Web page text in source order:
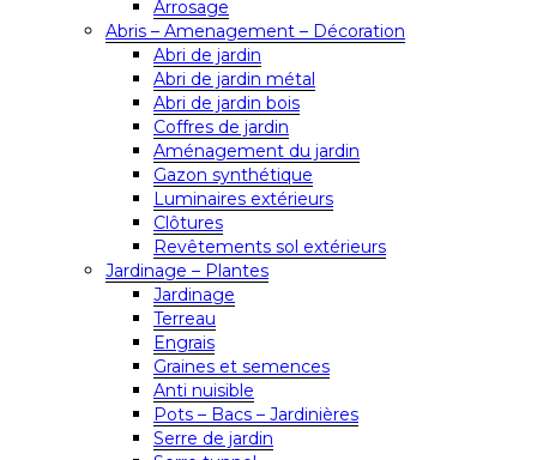
Arrosage
Abris – Amenagement – Décoration
Abri de jardin
Abri de jardin métal
Abri de jardin bois
Coffres de jardin
Aménagement du jardin
Gazon synthétique
Luminaires extérieurs
Clôtures
Revêtements sol extérieurs
Jardinage – Plantes
Jardinage
Terreau
Engrais
Graines et semences
Anti nuisible
Pots – Bacs – Jardinières
Serre de jardin